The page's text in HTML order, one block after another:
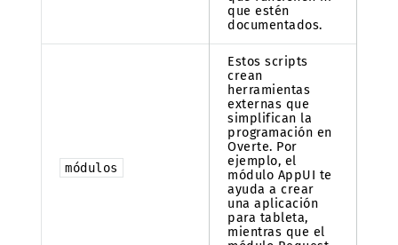
que estén
documentados.
módulos
Estos scripts
crean
herramientas
externas que
simplifican la
programación en
Overte. Por
ejemplo, el
módulo AppUI te
ayuda a crear
una aplicación
para tableta,
mientras que el